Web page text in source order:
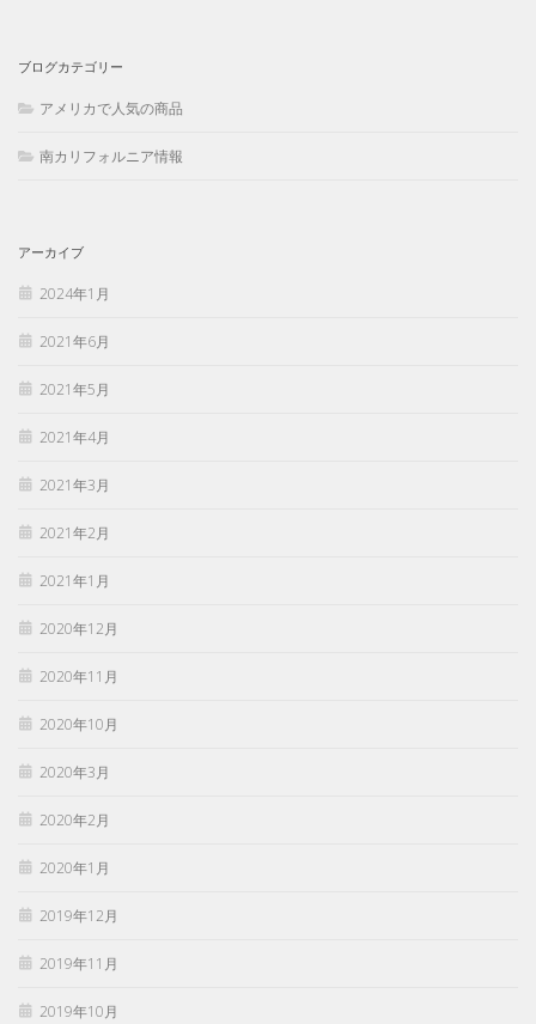
ブログカテゴリー
アメリカで人気の商品
南カリフォルニア情報
アーカイブ
2024年1月
2021年6月
2021年5月
2021年4月
2021年3月
2021年2月
2021年1月
2020年12月
2020年11月
2020年10月
2020年3月
2020年2月
2020年1月
2019年12月
2019年11月
2019年10月